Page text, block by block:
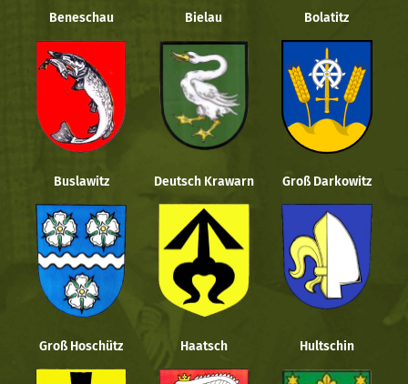
Beneschau Bielau Bolatitz
Buslawitz Deutsch Krawarn Groß Darkowitz
Groß Hoschütz Haatsch Hultschin